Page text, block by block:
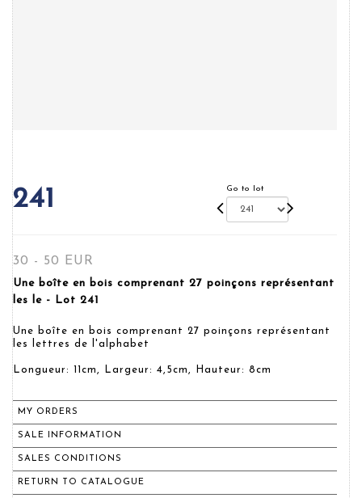
241 Go to lot
30 - 50 EUR
Une boîte en bois comprenant 27 poinçons représentant
les le - Lot 241
Une boîte en bois comprenant 27 poinçons représentant
les lettres de l'alphabet
Longueur: 11cm, Largeur: 4,5cm, Hauteur: 8cm
MY ORDERS
SALE INFORMATION
SALES CONDITIONS
RETURN TO CATALOGUE